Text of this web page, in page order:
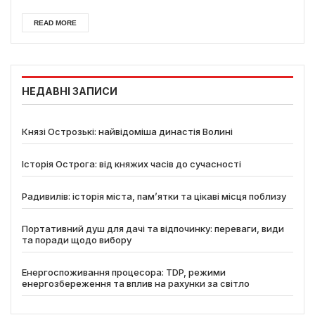
READ MORE
НЕДАВНІ ЗАПИСИ
Князі Острозькі: найвідоміша династія Волині
Історія Острога: від княжих часів до сучасності
Радивилів: історія міста, пам’ятки та цікаві місця поблизу
Портативний душ для дачі та відпочинку: переваги, види
та поради щодо вибору
Енергоспоживання процесора: TDP, режими
енергозбереження та вплив на рахунки за світло